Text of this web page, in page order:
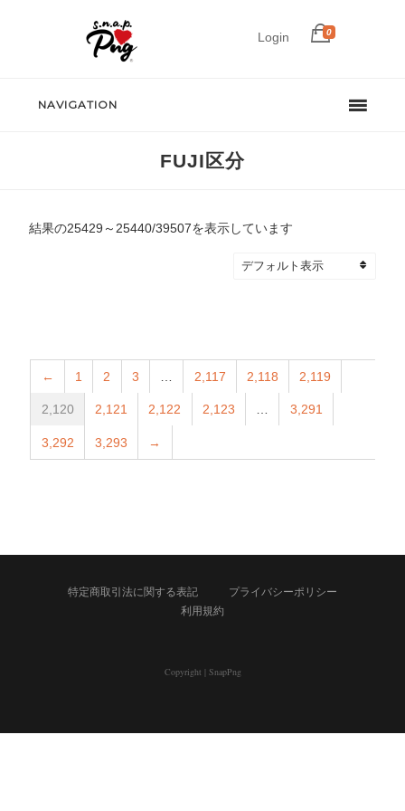
Login 0
NAVIGATION
FUJI区分
結果の25429～25440/39507を表示しています
← 1 2 3 2,117 2,118 2,119
2,120 2,121 2,122 2,123 3,291
3,292 3,293 →
特定商取引法に関する表記
プライバシーポリシー
利用規約
Copyright | SnapPng